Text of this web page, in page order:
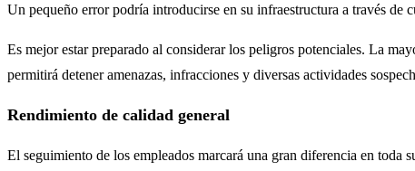
Un pequeño error podría introducirse en su infraestructura a través de
Es mejor estar preparado al considerar los peligros potenciales. La
permitirá detener amenazas, infracciones y diversas actividades
Rendimiento de calidad general
El seguimiento de los empleados marcará una gran diferencia en toda